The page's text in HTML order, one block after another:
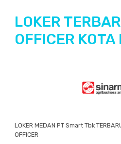
LOKER
OFFICER KOTA
LOKER MEDAN PT Smart Tbk
OFFICER